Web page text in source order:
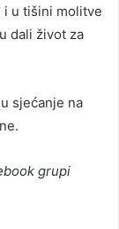
i u tišini molitve
dali život za
sjećanje na
grupi